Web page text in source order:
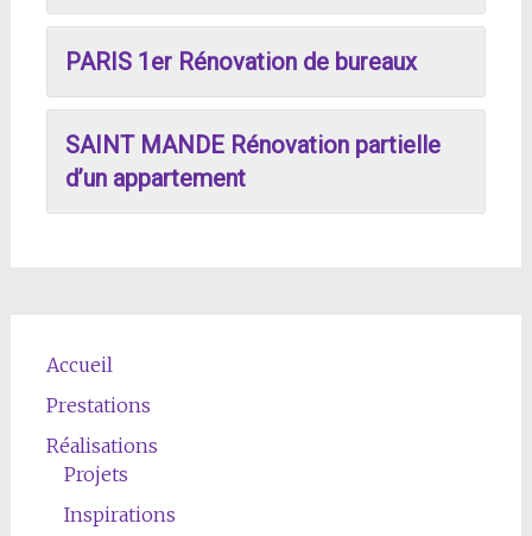
PARIS 1er Rénovation de bureaux
SAINT MANDE Rénovation partielle
d’un appartement
Accueil
Prestations
Réalisations
Projets
Inspirations